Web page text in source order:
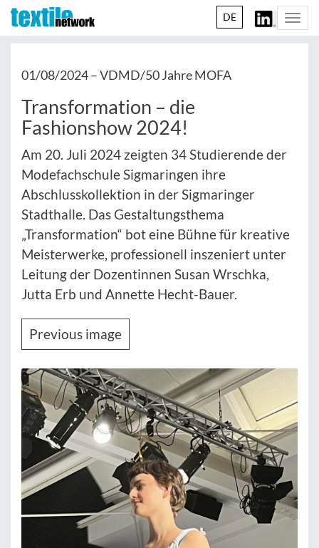
DE
01/08/2024 –VDMD/50 Jahre MOFA
Transformation – die
Fashionshow 2024!
Am 20. Juli 2024 zeigten 34 Studierende der
Modefachschule Sigmaringen ihre
Abschlusskollektion in der Sigmaringer
Stadthalle. Das Gestaltungsthema
„Transformation“ bot eine Bühne für kreative
Meisterwerke, professionell inszeniert unter
Leitung der Dozentinnen Susan Wrschka,
Jutta Erb und Annette Hecht-Bauer.
Previous image